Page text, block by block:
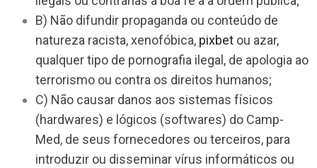
B) Não difundir propaganda ou conteúdo de
natureza racista, xenofóbica, pixbet ou azar,
qualquer tipo de pornografia ilegal, de apologia ao
terrorismo ou contra os direitos humanos;
C) Não causar danos aos sistemas físicos
(hardwares) e lógicos (softwares) do Camp-
Med, de seus fornecedores ou terceiros, para
introduzir ou disseminar vírus informáticos ou